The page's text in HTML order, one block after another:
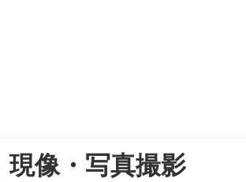
現像・写真撮影